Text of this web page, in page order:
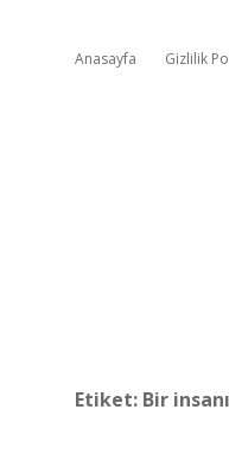
Anasayfa Gizlilik
Etiket: Bir